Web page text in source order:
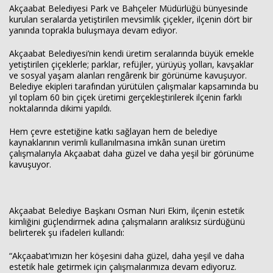
Akçaabat Belediyesi Park ve Bahçeler Müdürlüğü bünyesinde
kurulan seralarda yetiştirilen mevsimlik çiçekler, ilçenin dört bir
yanında toprakla buluşmaya devam ediyor.
Akçaabat Belediyesi’nin kendi üretim seralarında büyük emekle
yetiştirilen çiçeklerle; parklar, refüjler, yürüyüş yolları, kavşaklar
ve sosyal yaşam alanları rengârenk bir görünüme kavuşuyor.
Belediye ekipleri tarafından yürütülen çalışmalar kapsamında bu
yıl toplam 60 bin çiçek üretimi gerçekleştirilerek ilçenin farklı
noktalarında dikimi yapıldı.
Hem çevre estetiğine katkı sağlayan hem de belediye
kaynaklarının verimli kullanılmasına imkân sunan üretim
çalışmalarıyla Akçaabat daha güzel ve daha yeşil bir görünüme
kavuşuyor.
Akçaabat Belediye Başkanı Osman Nuri Ekim, ilçenin estetik
kimliğini güçlendirmek adına çalışmaların aralıksız sürdüğünü
belirterek şu ifadeleri kullandı:
“Akçaabat’ımızın her köşesini daha güzel, daha yeşil ve daha
estetik hale getirmek için çalışmalarımıza devam ediyoruz.